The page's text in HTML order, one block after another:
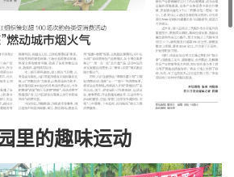
里的趣味运动